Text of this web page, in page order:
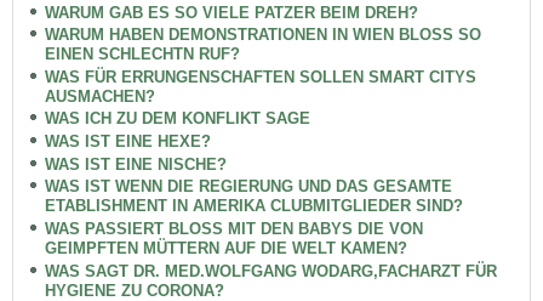
WARUM GAB ES SO VIELE PATZER BEIM DREH?
WARUM HABEN DEMONSTRATIONEN IN WIEN BLOSS SO
EINEN SCHLECHTN RUF?
WAS FÜR ERRUNGENSCHAFTEN SOLLEN SMART CITYS
AUSMACHEN?
WAS ICH ZU DEM KONFLIKT SAGE
WAS IST EINE HEXE?
WAS IST EINE NISCHE?
WAS IST WENN DIE REGIERUNG UND DAS GESAMTE
ETABLISHMENT IN AMERIKA CLUBMITGLIEDER SIND?
WAS PASSIERT BLOSS MIT DEN BABYS DIE VON
GEIMPFTEN MÜTTERN AUF DIE WELT KAMEN?
WAS SAGT DR. MED.WOLFGANG WODARG,FACHARZT FÜR
HYGIENE ZU CORONA?